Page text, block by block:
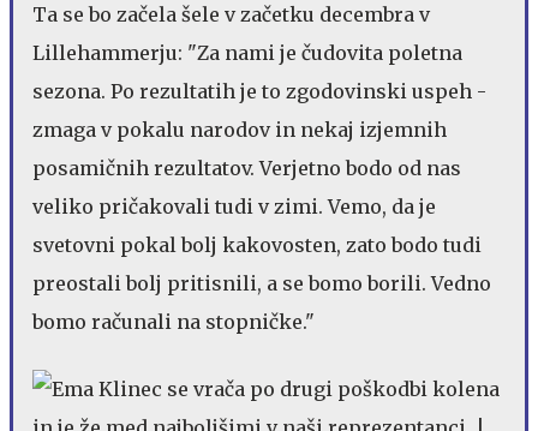
Ta se bo začela šele v začetku decembra v
Lillehammerju: "Za nami je čudovita poletna
sezona. Po rezultatih je to zgodovinski uspeh -
zmaga v pokalu narodov in nekaj izjemnih
posamičnih rezultatov. Verjetno bodo od nas
veliko pričakovali tudi v zimi. Vemo, da je
svetovni pokal bolj kakovosten, zato bodo tudi
preostali bolj pritisnili, a se bomo borili. Vedno
bomo računali na stopničke."